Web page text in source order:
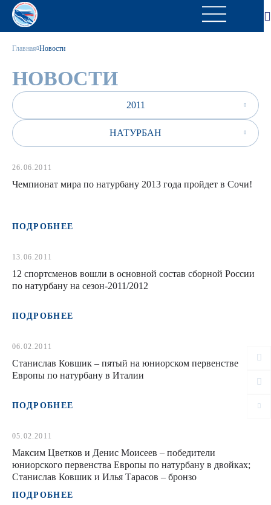
Главная Новости
НОВОСТИ
2011
НАТУРБАН
26.06.2011
Чемпионат мира по натурбану 2013 года пройдет в Сочи!
ПОДРОБНЕЕ
13.06.2011
12 спортсменов вошли в основной состав сборной России
по натурбану на сезон-2011/2012
ПОДРОБНЕЕ
06.02.2011
Станислав Ковшик – пятый на юниорском первенстве
Европы по натурбану в Италии
ПОДРОБНЕЕ
05.02.2011
Максим Цветков и Денис Моисеев – победители
юниорского первенства Европы по натурбану в двойках;
Станислав Ковшик и Илья Тарасов – бронзо
ПОДРОБНЕЕ